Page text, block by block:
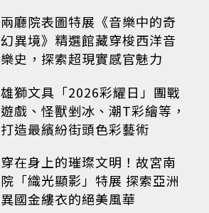
兩廳院表圖特展《音樂中的奇
幻異境》精選館藏穿梭西洋音
樂史，探索超現實感官魅力
雄獅文具「2026彩耀日」團戰
遊戲、怪獸剉冰、潮T彩繪等，
打造最繽紛街頭色彩藝術
穿在身上的璀璨文明！故宮南
院「織光顯影」特展 探索亞洲
異國金縷衣的絕美風華